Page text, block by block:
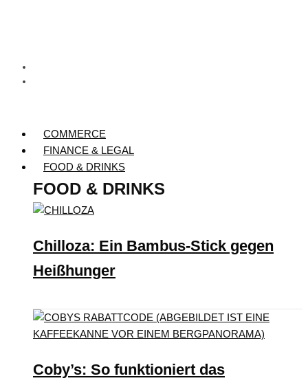
COMMERCE
FINANCE & LEGAL
FOOD & DRINKS
FOOD & DRINKS
Chilloza: Ein Bambus-Stick gegen
Heißhunger
Coby’s: So funktioniert das